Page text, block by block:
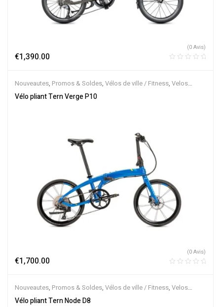
€1,390.00
(0 Avis)
Nouveautes, Promos & Soldes, Vélos de ville / Fitness, Velos
Musculaires,Vélos pliants
Vélo pliant Tern Verge P10
€1,700.00
(0 Avis)
Nouveautes, Promos & Soldes, Vélos de ville / Fitness, Velos
Musculaires,Vélos pliants
Vélo pliant Tern Node D8